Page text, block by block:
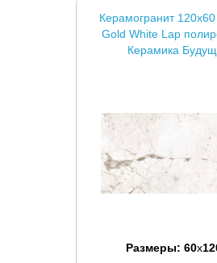
Керамогранит
Gold White Lap
Керамика
Размеры: 60x